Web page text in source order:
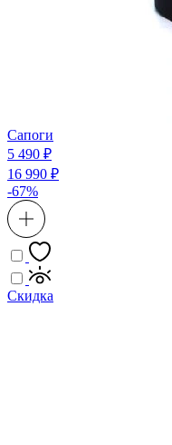
Сапоги
5 490 ₽
16 990 ₽
-67%
Скидка